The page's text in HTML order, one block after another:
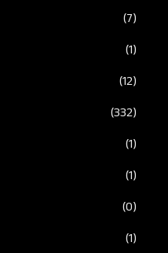
(7)
(1)
(12)
(332)
(1)
(1)
(0)
(1)